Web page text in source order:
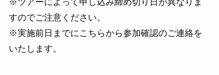
すのでご注意ください。
※実施前日までにこちらから参加確認のご連絡を
いたします。